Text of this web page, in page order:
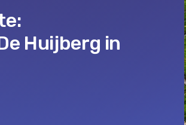
Huijberg in